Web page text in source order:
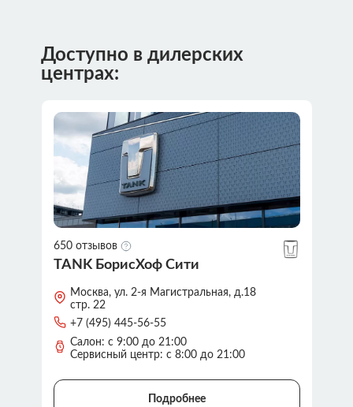
Доступно в дилерских
центрах:
650 отзывов
TANK БорисХоф Сити
Москва, ул. 2-я Магистральная, д.18
стр. 22
+7 (495) 445-56-55
Салон: с 9:00 до 21:00
Сервисный центр: с 8:00 до 21:00
Подробнее